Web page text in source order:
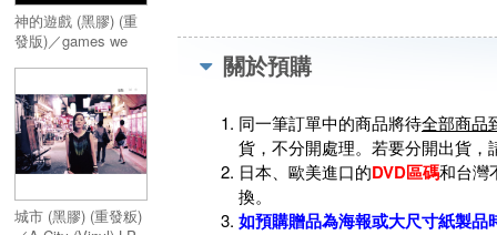
神的遊戲 (黑膠) (重
發版)／games we
城市 (黑膠) (重發粄)
關於預購
同一筆訂單中的商品將待全部商品
貨，不分開處理。若要分開出貨，
日本、歐美進口的DVD區碼和台灣
換。
如預購贈品為海報或大尺寸紙製